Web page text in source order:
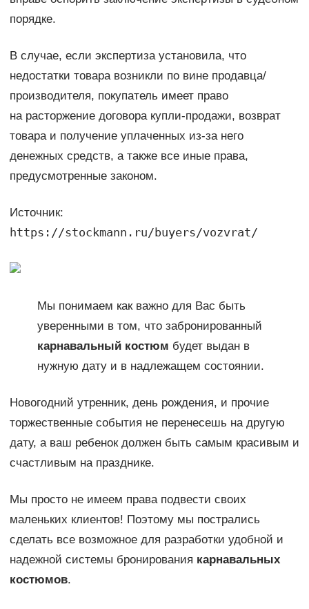
порядке.
В случае, если экспертиза установила, что
недостатки товара возникли по вине продавца/
производителя, покупатель имеет право
на расторжение договора купли-продажи, возврат
товара и получение уплаченных из-за него
денежных средств, а также все иные права,
предусмотренные законом.
Источник:
https://stockmann.ru/buyers/vozvrat/
Мы понимаем как важно для Вас быть
уверенными в том, что забронированный
карнавальный костюм будет выдан в
нужную дату и в надлежащем состоянии.
Новогодний утренник, день рождения, и прочие
торжественные события не перенесешь на другую
дату, а ваш ребенок должен быть самым красивым и
счастливым на празднике.
Мы просто не имеем права подвести своих
маленьких клиентов! Поэтому мы пострались
сделать все возможное для разработки удобной и
надежной системы бронирования карнавальных
костюмов.